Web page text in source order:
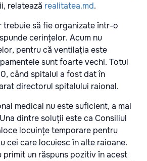
relatează realitatea.md.
trebuie să fie organizate într-o
cerințelor. Acum nu
pentru că ventilația este
sunt foarte vechi. Totul
când spitalul a fost dat în
directorul spitalului raional.
medical nu este suficient, a mai
dintre soluții este ca Consiliul
locuințe temporare pentru
cei care locuiesc în alte raioane.
primit un răspuns pozitiv în acest